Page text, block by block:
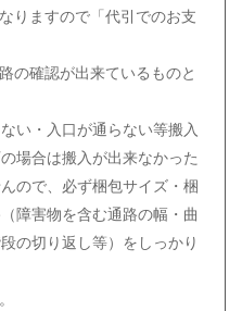
りますので「代引でのお支
の確認が出来ているものと
い・入口が通らない等搬入
場合は搬入が出来なかった
ので、必ず梱包サイズ・梱
障害物を含む通路の幅・曲
の切り返し等）をしっかり